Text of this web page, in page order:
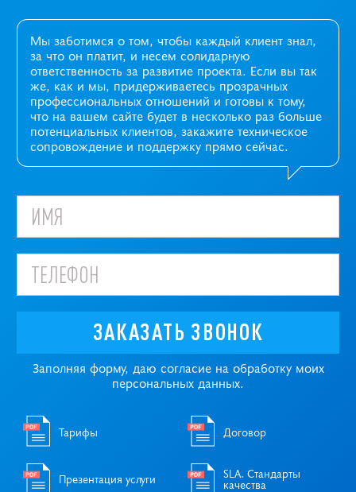
Мы заботимся о том, чтобы каждый клиент знал,
за что он платит, и несем солидарную
ответственность за развитие проекта. Если вы так
же, как и мы, придерживаетесь прозрачных
профессиональных отношений и готовы к тому,
что на вашем сайте будет в несколько раз больше
потенциальных клиентов, закажите техническое
сопровождение и поддержку прямо сейчас.
ЗАКАЗАТЬ ЗВОНОК
Заполняя форму, даю согласие на обработку моих
персональных данных.
Тарифы Договор
Презентация услуги SLA. Стандарты
качества